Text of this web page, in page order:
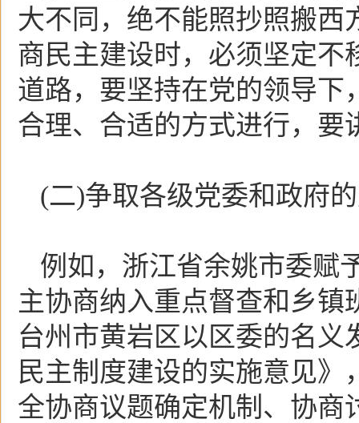
大不同，绝不能照抄照搬西
商民主建设时，必须坚定不
道路，要坚持在党的领导下
合理、合适的方式进行，要
(二)争取各级党委和政府
例如，浙江省余姚市委赋
主协商纳入重点督查和乡
台州市黄岩区以区委的名
民主制度建设的实施意见》
全协商议题确定机制、协商